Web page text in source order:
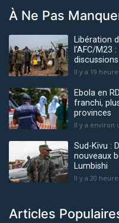
À Ne Pas
Libération
l’AFC/
discussions
Il y a 19
Ebola en
franchi,
provinces
Il y a environ
Sud-Kivu :
nouveaux
Lumbishi
Il y a 20
Articles